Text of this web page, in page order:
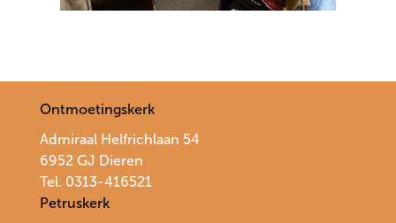
Ontmoetingskerk
Admiraal Helfrichlaan 54
6952 GJ Dieren
Tel. 0313-416521
Petruskerk